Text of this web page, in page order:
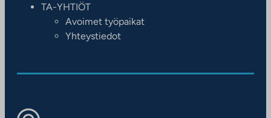
TA-YHTIÖT
Avoimet työpaikat
Yhteystiedot